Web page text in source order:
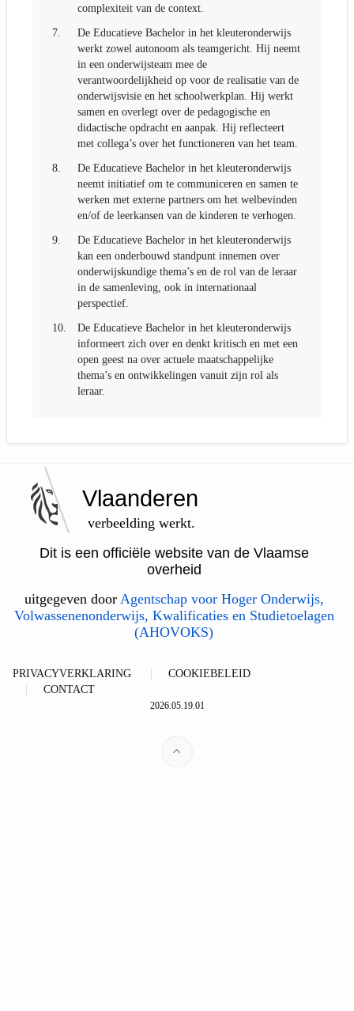
complexiteit van de context.
7.
De Educatieve Bachelor in het kleuteronderwijs
werkt zowel autonoom als teamgericht. Hij neemt
in een onderwijsteam mee de
verantwoordelijkheid op voor de realisatie van de
onderwijsvisie en het schoolwerkplan. Hij werkt
samen en overlegt over de pedagogische en
didactische opdracht en aanpak. Hij reflecteert
met collega’s over het functioneren van het team.
8.
De Educatieve Bachelor in het kleuteronderwijs
neemt initiatief om te communiceren en samen te
werken met externe partners om het welbevinden
en/of de leerkansen van de kinderen te verhogen.
9.
De Educatieve Bachelor in het kleuteronderwijs
kan een onderbouwd standpunt innemen over
onderwijskundige thema’s en de rol van de leraar
in de samenleving, ook in internationaal
perspectief.
10.
De Educatieve Bachelor in het kleuteronderwijs
informeert zich over en denkt kritisch en met een
open geest na over actuele maatschappelijke
thema’s en ontwikkelingen vanuit zijn rol als
leraar.
Vlaanderen
verbeelding werkt.
Dit is een officiële website van de Vlaamse
overheid
uitgegeven door Agentschap voor Hoger Onderwijs,
Volwassenenonderwijs, Kwalificaties en Studietoelagen
(AHOVOKS)
PRIVACYVERKLARING
COOKIEBELEID
CONTACT
2026.05.19.01